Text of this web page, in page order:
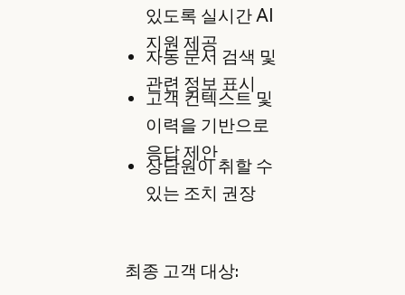
있도록 실시간 AI
지원 제공
자동 문서 검색 및
관련 정보 표시
고객 컨텍스트 및
이력을 기반으로
응답 제안
상담원이 취할 수
있는 조치 권장
최종 고객 대상: